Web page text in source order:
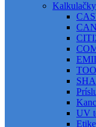
Kalkulačky
UV